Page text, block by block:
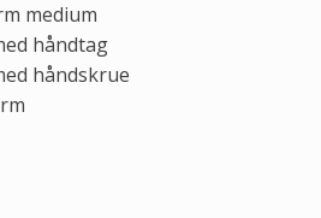
medium
håndtag
håndskrue